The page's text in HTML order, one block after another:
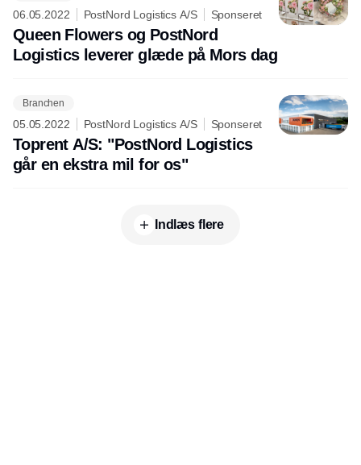
06.05.2022 PostNord Logistics A/S Sponseret
Queen Flowers og PostNord
Logistics leverer glæde på Mors dag
Branchen
05.05.2022 PostNord Logistics A/S Sponseret
Toprent A/S: "PostNord Logistics
går en ekstra mil for os"
Indlæs flere